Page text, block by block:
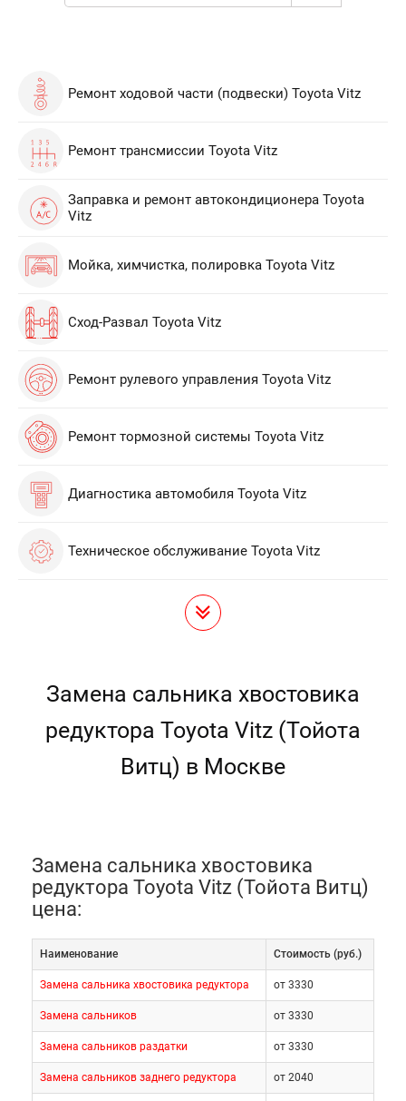
Ремонт ходовой части (подвески) Toyota Vitz
Ремонт трансмиссии Toyota Vitz
Заправка и ремонт автокондиционера Toyota
Vitz
Мойка, химчистка, полировка Toyota Vitz
Сход-Развал Toyota Vitz
Ремонт рулевого управления Toyota Vitz
Ремонт тормозной системы Toyota Vitz
Диагностика автомобиля Toyota Vitz
Техническое обслуживание Toyota Vitz
Замена сальника хвостовика
редуктора Toyota Vitz (Тойота
Витц) в Москве
Замена сальника хвостовика
редуктора Toyota Vitz (Тойота Витц)
цена:
Наименование Cтоимость (руб.)
Замена сальника хвостовика редуктора от 3330
Замена сальников от 3330
Замена сальников раздатки от 3330
Замена сальников заднего редуктора от 2040